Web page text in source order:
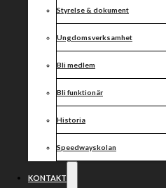
Styrelse & dokument
Ungdomsverksamhet
Bli medlem
Bli funktionär
Historia
Speedwayskolan
KONTAKT